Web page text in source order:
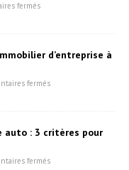
fermés
d’entreprise à
fermés
auto : 3 critères pour
fermés